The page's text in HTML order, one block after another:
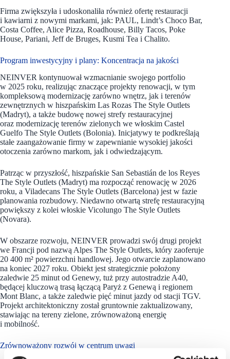
Firma zwiększyła i udoskonaliła również ofertę restauracji
i kawiarni z nowymi markami, jak: PAUL, Lindt’s Choco Bar,
Costa Coffee, Alice Pizza, Roadhouse, Billy Tacos, Poke
House, Pariani, Jeff de Bruges, Kusmi Tea i Chalito.
Program inwestycyjny i plany: Koncentracja na jakości
NEINVER kontynuował wzmacnianie swojego portfolio
w 2025 roku, realizując znaczące projekty renowacji, w tym
kompleksową modernizację zarówno wnętrz, jak i terenów
zewnętrznych w hiszpańskim Las Rozas The Style Outlets
(Madryt), a także budowę nowej strefy restauracyjnej
oraz modernizację terenów zielonych we włoskim Castel
Guelfo The Style Outlets (Bolonia). Inicjatywy te podkreślają
stałe zaangażowanie firmy w zapewnianie wysokiej jakości
otoczenia zarówno markom, jak i odwiedzającym.
Patrząc w przyszłość, hiszpańskie San Sebastián de los Reyes
The Style Outlets (Madryt) ma rozpocząć renowację w 2026
roku, a Viladecans The Style Outlets (Barcelona) jest w fazie
planowania rozbudowy. Niedawno otwartą strefę restauracyjną
powiększy z kolei włoskie Vicolungo The Style Outlets
(Novara).
W obszarze rozwoju, NEINVER prowadzi swój drugi projekt
we Francji pod nazwą Alpes The Style Outlets, który zaoferuje
20 400 m² powierzchni handlowej. Jego otwarcie zaplanowano
na koniec 2027 roku. Obiekt jest strategicznie położony
zaledwie 25 minut od Genewy, tuż przy autostradzie A40,
będącej kluczową trasą łączącą Paryż z Genewą i regionem
Mont Blanc, a także zaledwie pięć minut jazdy od stacji TGV.
Projekt architektoniczny został gruntownie zaktualizowany,
stawiając na tereny zielone, zrównoważoną energię
i mobilność.
Zrównoważony rozwój w centrum uwagi